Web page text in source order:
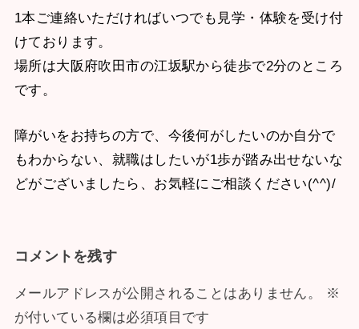
1本ご連絡いただければいつでも見学・体験を受け付
けております。
場所は大阪府吹田市の江坂駅から徒歩で2分のところ
です。
障がいをお持ちの方で、今後何がしたいのか自分で
もわからない、就職はしたいが1歩が踏み出せないな
どがございましたら、お気軽にご相談ください(^^)/
コメントを残す
メールアドレスが公開されることはありません。
※
が付いている欄は必須項目です